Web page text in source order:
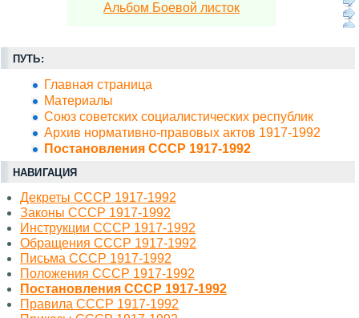
Альбом Боевой листок
ПУТЬ:
Главная страница
Материалы
Союз советских социалистических республик
Архив нормативно-правовых актов 1917-1992
Постановления СССР 1917-1992
НАВИГАЦИЯ
Декреты СССР 1917-1992
Законы СССР 1917-1992
Инструкции СССР 1917-1992
Обращения СССР 1917-1992
Письма СССР 1917-1992
Положения СССР 1917-1992
Постановления СССР 1917-1992
Правила СССР 1917-1992